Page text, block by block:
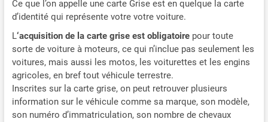
Ce que l’on appelle une carte Grise est en quelque la carte
d’identité qui représente votre votre voiture.
L‘acquisition de la carte grise est obligatoire pour toute
sorte de voiture à moteurs, ce qui n’inclue pas seulement les
voitures, mais aussi les motos, les voiturettes et les engins
agricoles, en bref tout véhicule terrestre.
Inscrites sur la carte grise, on peut retrouver plusieurs
information sur le véhicule comme sa marque, son modèle,
son numéro d’immatriculation, son nombre de chevaux